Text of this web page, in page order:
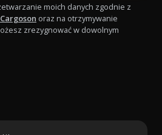
moich danych zgodnie z
oraz na otrzymywanie
zrezygnować w dowolnym